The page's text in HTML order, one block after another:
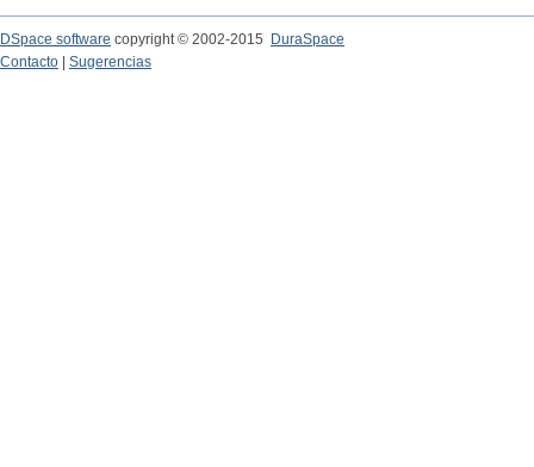
DSpace software copyright © 2002-2015
DuraSpace
Contacto
Sugerencias